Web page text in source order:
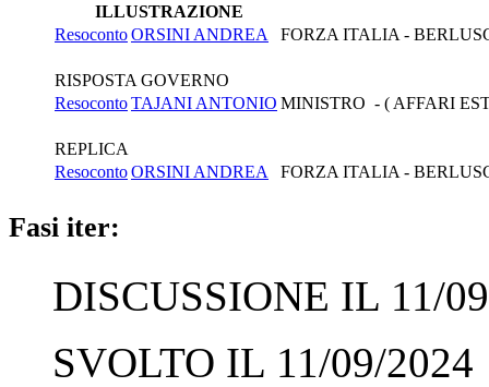
ILLUSTRAZIONE
ResocontoORSINI ANDREA FORZA ITALIA -
RISPOSTA GOVERNO
ResocontoTAJANI ANTONIO MINISTRO - ( AFFARI
REPLICA
ResocontoORSINI ANDREA FORZA ITALIA -
Fasi iter:
DISCUSSIONE IL 11/
SVOLTO IL 11/09/2024